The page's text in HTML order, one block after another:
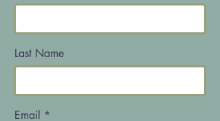
Last Name
Email